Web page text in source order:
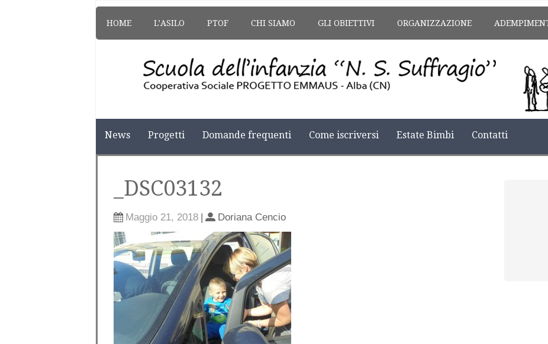
HOME L’ASILO PTOF CHI SIAMO GLI OBIETTIVI ORGANIZZAZIONE
News Progetti Domande frequenti Come iscriversi Estate Bimbi Contatti
_DSC03132
Maggio 21, 2018 | Doriana Cencio